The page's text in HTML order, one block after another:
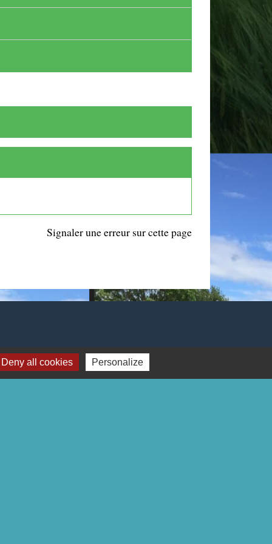
Signaler une erreur sur cette page
Deny all cookies Personalize